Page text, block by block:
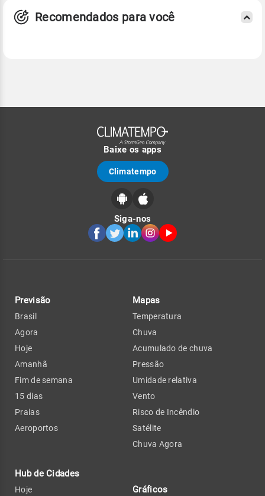
Recomendados para você
Baixe os apps
Climatempo
Siga-nos
Previsão
Brasil
Agora
Hoje
Amanhã
Fim de semana
15 dias
Praias
Aeroportos
Hub de Cidades
Hoje
Mapas
Temperatura
Chuva
Acumulado de chuva
Pressão
Umidade relativa
Vento
Risco de Incêndio
Satélite
Chuva Agora
Gráficos